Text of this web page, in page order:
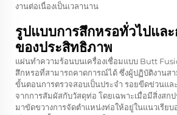
งานต่อเนื่องเป็นเวลานาน
รูปแบบการสึกหรอทั่วไปและ
ของประสิทธิภาพ
แผ่นทำความร้อนบนเครื่องเชื่อมแบบ Butt
สึกหรอที่สามารถคาดการณ์ได้ ซึ่งผู้ปฏิบัติงานส
ขั้นตอนการตรวจสอบเป็นประจำ รอยขีดข่วนแ
จากการสัมผัสกับวัสดุท่อ โดยเฉพาะเมื่อมีสิ่งสก
มาขัดขวางการจัดตำแหน่งท่อให้อยู่ในแนวเรียบ